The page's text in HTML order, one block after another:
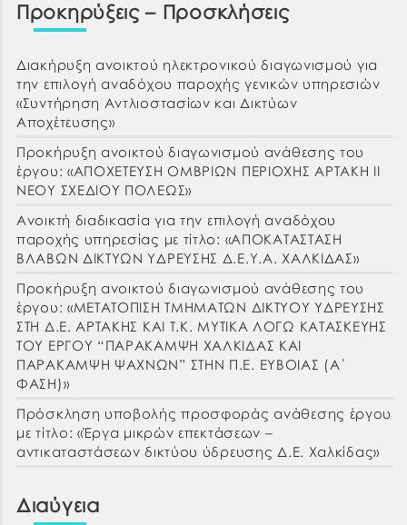
Προκηρύξεις – Προσκλήσεις
Διακήρυξη ανοικτού ηλεκτρονικού διαγωνισμού για
την επιλογή αναδόχου παροχής γενικών υπηρεσιών
«Συντήρηση Αντλιοστασίων και Δικτύων
Αποχέτευσης»
Προκήρυξη ανοικτού διαγωνισμού ανάθεσης του
έργου: «ΑΠΟΧΕΤΕΥΣΗ ΟΜΒΡΙΩΝ ΠΕΡΙΟΧΗΣ ΑΡΤΑΚΗ ΙΙ
ΝΕΟΥ ΣΧΕΔΙΟΥ ΠΟΛΕΩΣ»
Ανοικτή διαδικασία για την επιλογή αναδόχου
παροχής υπηρεσίας με τίτλο: «ΑΠΟΚΑΤΑΣΤΑΣΗ
ΒΛΑΒΩΝ ΔΙΚΤΥΩΝ ΥΔΡΕΥΣΗΣ Δ.Ε.Υ.Α. ΧΑΛΚΙΔΑΣ»
Προκήρυξη ανοικτού διαγωνισμού ανάθεσης του
έργου: «ΜΕΤΑΤΟΠΙΣΗ ΤΜΗΜΑΤΩΝ ΔΙΚΤΥΟΥ ΥΔΡΕΥΣΗΣ
ΣΤΗ Δ.Ε. ΑΡΤΑΚΗΣ ΚΑΙ Τ.Κ. ΜΥΤΙΚΑ ΛΟΓΩ ΚΑΤΑΣΚΕΥΗΣ
ΤΟΥ ΕΡΓΟΥ “ΠΑΡΑΚΑΜΨΗ ΧΑΛΚΙΔΑΣ ΚΑΙ
ΠΑΡΑΚΑΜΨΗ ΨΑΧΝΩΝ” ΣΤΗΝ Π.Ε. ΕΥΒΟΙΑΣ (Α΄
ΦΑΣΗ)»
Πρόσκληση υποβολής προσφοράς ανάθεσης έργου
με τίτλο: «Έργα μικρών επεκτάσεων –
αντικαταστάσεων δικτύου ύδρευσης Δ.Ε. Χαλκίδας»
Διαύγεια